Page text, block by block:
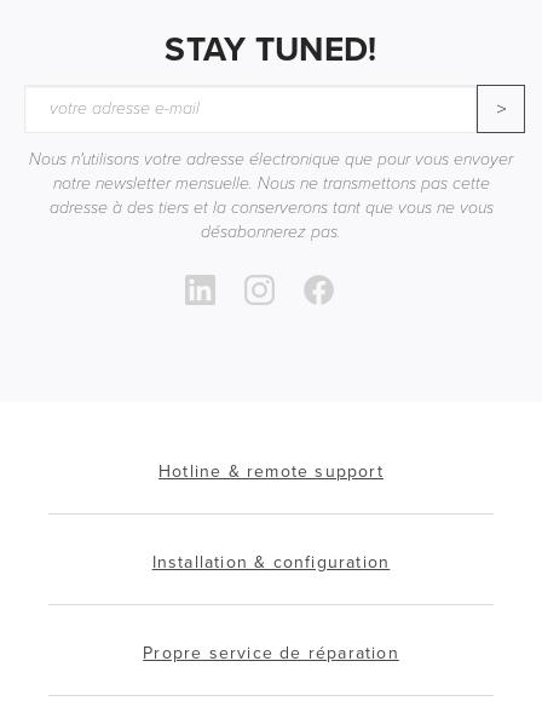
STAY TUNED!
>
Nous n'utilisons votre adresse électronique que pour vous envoyer
notre newsletter mensuelle. Nous ne transmettons pas cette
adresse à des tiers et la conserverons tant que vous ne vous
désabonnerez pas.
Hotline & remote support
Installation & configuration
Propre service de réparation